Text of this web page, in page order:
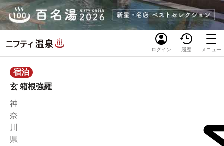
ログイン 履歴 メニュー
宿泊
玄 箱根強羅
神
奈
川
県